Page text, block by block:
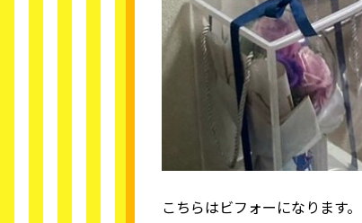
こちらはビフォーになります。